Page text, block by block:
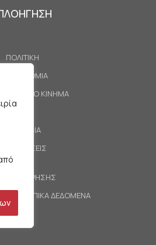
ΠΟΛΙΤΙΚΗ
ΟΙΚΟΝΟΜΙΑ
ΕΡΓΑΤΙΚΟ ΚΙΝΗΜΑ
ΚΟΙΝΩΝΙΑ
ΠΡΟΤΑΣΕΙΣ
ΟΡΟΙ ΧΡΗΣΗΣ
ΠΡΟΣΩΠΙΚΑ ΔΕΔΟΜΕΝΑ